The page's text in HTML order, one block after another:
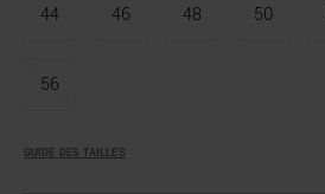
44 46 48 50
56
GUIDE DES TAILLES